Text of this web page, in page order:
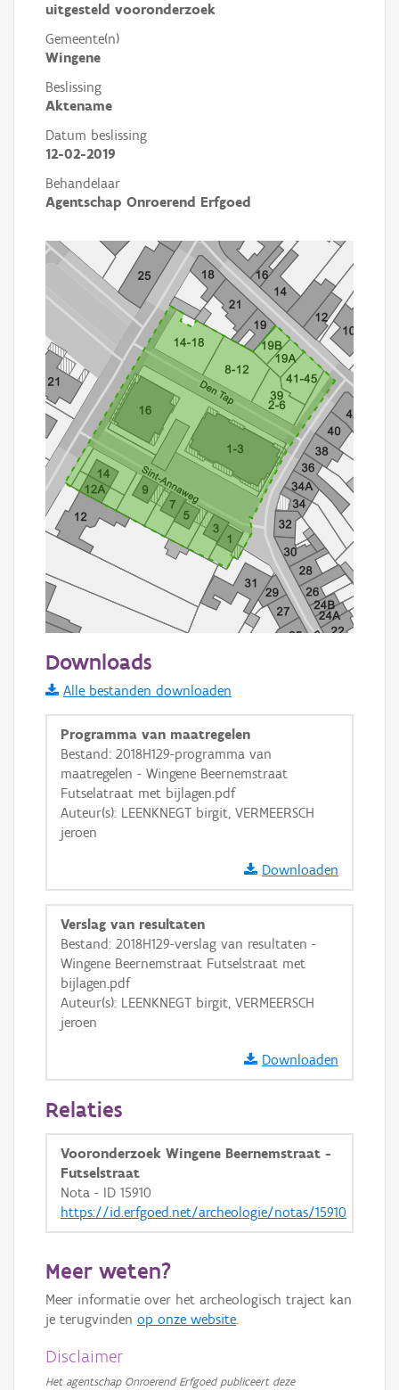
uitgesteld vooronderzoek
Gemeente(n)
Wingene
Beslissing
Aktename
Datum beslissing
12-02-2019
Behandelaar
Agentschap Onroerend Erfgoed
Informatie Vlaanderen
i
+ −
Basis Lagen
OSM-Basiskaart
Ortho
GRB-Basiskaart
Downloads
Alle bestanden downloaden
Programma van maatregelen
Bestand: 2018H129-programma van
maatregelen - Wingene Beernemstraat
Futselatraat met bijlagen.pdf
Auteur(s): LEENKNEGT birgit, VERMEERSCH
jeroen
Downloaden
Verslag van resultaten
Bestand: 2018H129-verslag van resultaten -
Wingene Beernemstraat Futselstraat met
bijlagen.pdf
Auteur(s): LEENKNEGT birgit, VERMEERSCH
jeroen
Downloaden
Relaties
Vooronderzoek Wingene Beernemstraat -
Futselstraat
Nota - ID 15910
https://id.erfgoed.net/archeologie/notas/15910
Meer weten?
Meer informatie over het archeologisch traject kan
je terugvinden op onze website.
Disclaimer
Het agentschap Onroerend Erfgoed publiceert deze